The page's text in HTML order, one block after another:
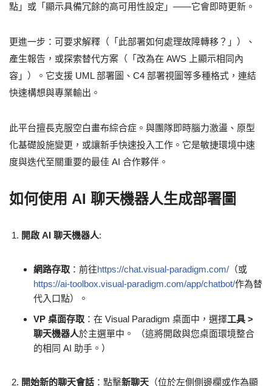
點」或「顯示具備冗餘的高可用性設定」——它會即時更新。
更進一步：可要求解釋（「此部署如何處理故障轉移？」）、
產生報告，或探索替代方案（「改為在 AWS 上顯示相同內
容」）。它支援 UML 部署圖、C4 部署視圖等多種格式，連結
快速構想與專業輸出。
此平台擅長克服空白畫布綜合症。與團隊即時腦力激盪、原型
化基礎設施變更，或讓新手快速投入工作。它是敏捷環境中速
度與迭代至關重要的最佳 AI 合作夥伴。
如何使用 AI 聊天機器人生成部署圖
開啟 AI 聊天機器人:
網路存取 ：前往https://chat.visual-paradigm.com/ （或
https://ai-toolbox.visual-paradigm.com/app/chatbot/作為替
代入口點）。
VP 桌面存取 ：在 Visual Paradigm 桌面中，選擇工具 >
聊天機器人於主選單中。 （這將開啟與您桌面環境整合
的相同 AI 助手。）
開始新的聊天會話 ：點擊新聊天 （位於左側側邊欄或作為顯